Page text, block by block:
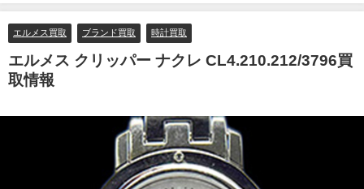
CL4.210.212/3796買取情報
エルメス買取 ブランド買取 時計買取
エルメス クリッパー ナクレ CL4.210.212/3796買
取情報